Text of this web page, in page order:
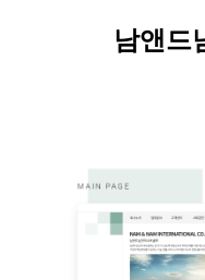
남앤드